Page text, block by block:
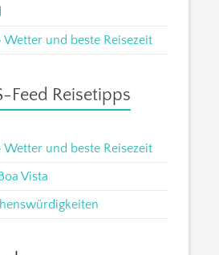
Wetter und beste Reisezeit
Feed Reisetipps
Wetter und beste Reisezeit
Vista